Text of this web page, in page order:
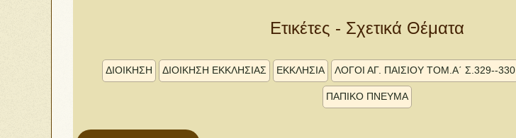
Ετικέτες - Σχετικά Θέματα
ΔΙΟΙΚΗΣΗ ΔΙΟΙΚΗΣΗ ΕΚΚΛΗΣΙΑΣ ΕΚΚΛΗΣΙΑ ΛΌΓΟΙ ΑΓ. ΠΑΙΣΊΟΥ ΤΟΜ.Α΄ Σ.329--330
ΠΑΠΙΚΟ ΠΝΕΥΜΑ